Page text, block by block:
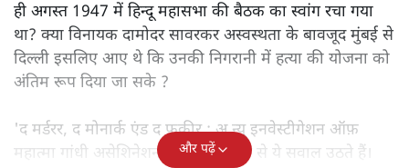
ही अगस्त 1947 में हिन्दू महासभा की बैठक का स्वांग रचा गया
था? क्या विनायक दामोदर सावरकर अस्वस्थता के बावजूद मुंबई से
दिल्ली इसलिए आए थे कि उनकी निगरानी में हत्या की योजना को
अंतिम रूप दिया जा सके ?
'द मर्डरर, द मोनार्क एंड द फ़कीर : अ न्यू इनवेस्टीगेशन ऑफ़
महात्मा गांधी असेशिनेशन' नामक किताब से ये सवाल उठते हैं।
और पढ़ें